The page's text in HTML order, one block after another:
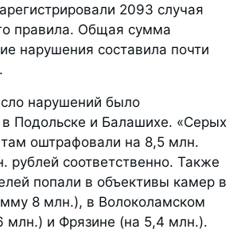
2093 случая
правила. Общая сумма
нарушения составила почти
нарушений было
в Подольске и Балашихе. «Серых
там оштрафовали на 8,5 млн.
рублей соответственно. Также
попали в объективы камер в
8 млн.), в Волоколамском
млн.) и Фрязине (на 5,4 млн.).